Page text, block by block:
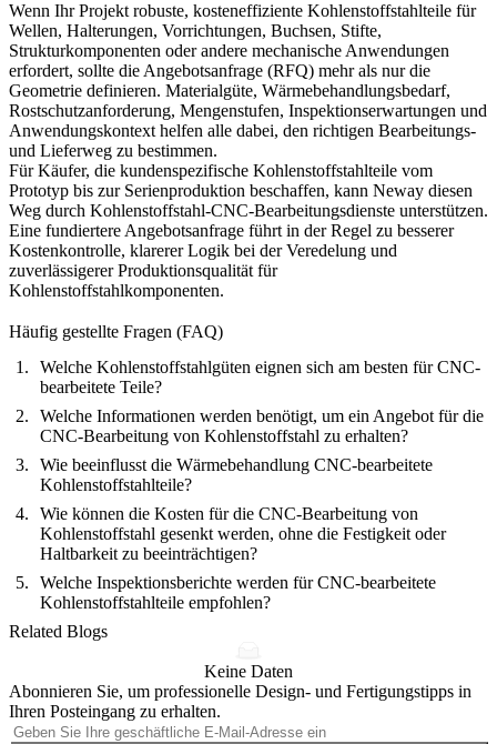
Wenn Ihr Projekt robuste, kosteneffiziente Kohlenstoffstahlteile für
Wellen, Halterungen, Vorrichtungen, Buchsen, Stifte,
Strukturkomponenten oder andere mechanische Anwendungen
erfordert, sollte die Angebotsanfrage (RFQ) mehr als nur die
Geometrie definieren. Materialgüte, Wärmebehandlungsbedarf,
Rostschutzanforderung, Mengenstufen, Inspektionserwartungen und
Anwendungskontext helfen alle dabei, den richtigen Bearbeitungs-
und Lieferweg zu bestimmen.
Für Käufer, die kundenspezifische Kohlenstoffstahlteile vom
Prototyp bis zur Serienproduktion beschaffen, kann Neway diesen
Weg durch Kohlenstoffstahl-CNC-Bearbeitungsdienste unterstützen.
Eine fundiertere Angebotsanfrage führt in der Regel zu besserer
Kostenkontrolle, klarerer Logik bei der Veredelung und
zuverlässigerer Produktionsqualität für
Kohlenstoffstahlkomponenten.
Häufig gestellte Fragen (FAQ)
Welche Kohlenstoffstahlgüten eignen sich am besten für CNC-
bearbeitete Teile?
Welche Informationen werden benötigt, um ein Angebot für die
CNC-Bearbeitung von Kohlenstoffstahl zu erhalten?
Wie beeinflusst die Wärmebehandlung CNC-bearbeitete
Kohlenstoffstahlteile?
Wie können die Kosten für die CNC-Bearbeitung von
Kohlenstoffstahl gesenkt werden, ohne die Festigkeit oder
Haltbarkeit zu beeinträchtigen?
Welche Inspektionsberichte werden für CNC-bearbeitete
Kohlenstoffstahlteile empfohlen?
Related Blogs
Keine Daten
Abonnieren Sie, um professionelle Design- und Fertigungstipps in
Ihren Posteingang zu erhalten.